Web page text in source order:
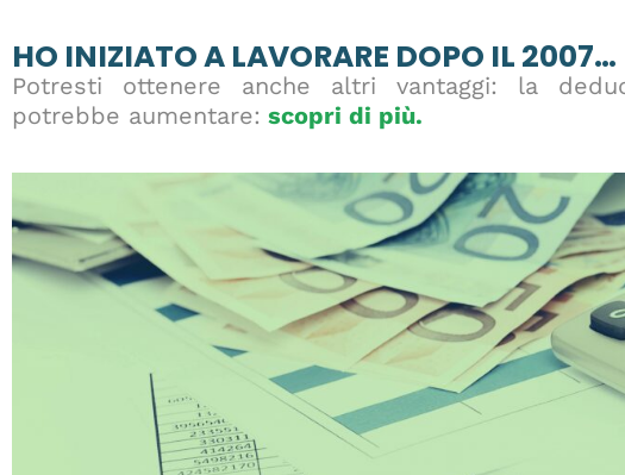
HO INIZIATO A LAVORARE DOPO IL 2007…
Potresti ottenere anche altri vantaggi: la
potrebbe aumentare: scopri di più.